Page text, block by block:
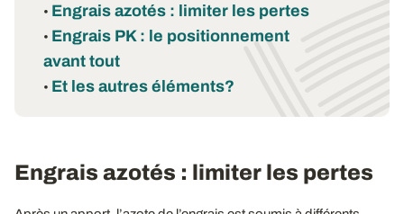
• Engrais azotés : limiter les pertes
• Engrais PK : le positionnement
avant tout
• Et les autres éléments?
Engrais azotés : limiter les pertes